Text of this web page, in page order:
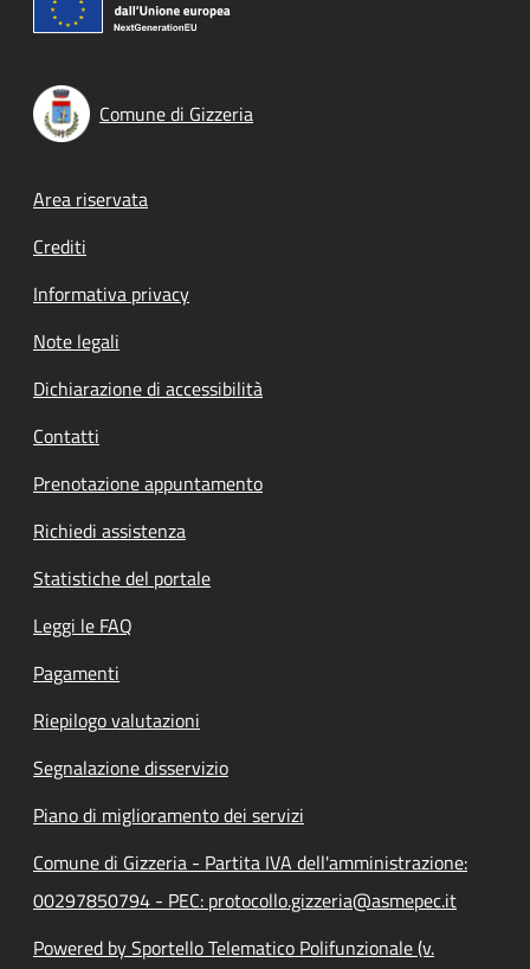
Comune di Gizzeria
Footer menu
Area riservata
Crediti
Informativa privacy
Note legali
Dichiarazione di accessibilità
Contatti
Prenotazione appuntamento
Richiedi assistenza
Statistiche del portale
Leggi le FAQ
Pagamenti
Riepilogo valutazioni
Segnalazione disservizio
Piano di miglioramento dei servizi
Comune di Gizzeria - Partita IVA dell'amministrazione:
00297850794 - PEC: protocollo.gizzeria@asmepec.it
Powered by Sportello Telematico Polifunzionale (v.